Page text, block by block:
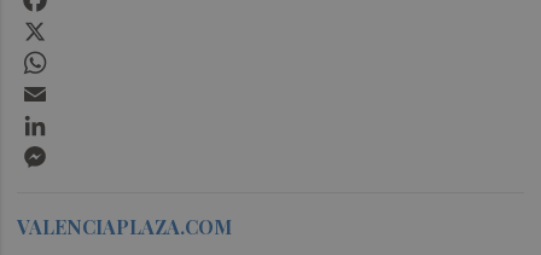
VALENCIAPLAZA.COM